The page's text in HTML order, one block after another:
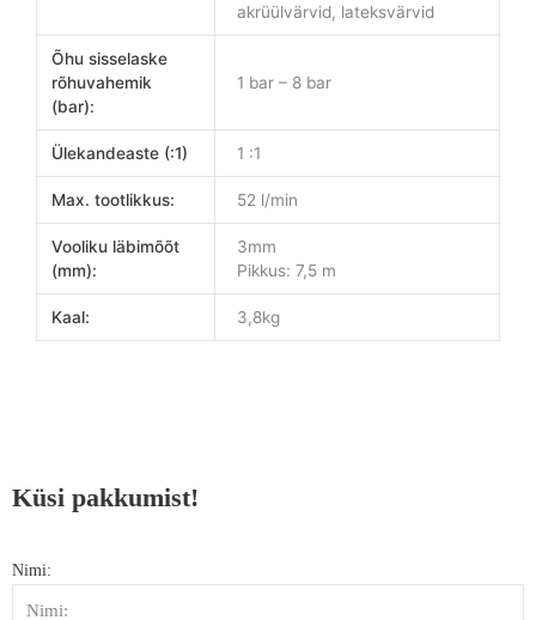
akrüülvärvid, lateksvärvid
Õhu sisselaske
rõhuvahemik
(bar):
1 bar – 8 bar
Ülekandeaste (:1) 1 :1
Max. tootlikkus: 52 l/min
Vooliku läbimõõt
(mm):
3mm
Pikkus: 7,5 m
Kaal: 3,8kg
Küsi pakkumist!
Nimi: